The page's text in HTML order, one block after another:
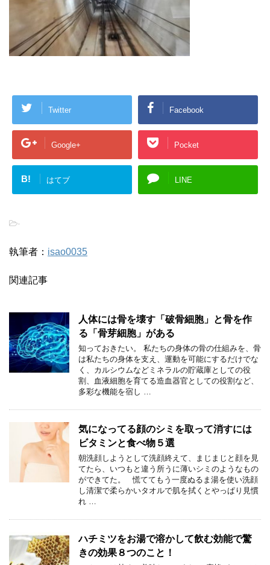
Twitter Facebook
Google+ Pocket
B! はてブ LINE
-
執筆者： isao0035
関連記事
人体には骨を壊す「破骨細胞」と骨を作
る「骨芽細胞」がある
知っておきたい。 私たちの身体の骨の仕組みを、骨
は私たちの身体を支え、運動を可能にするだけでな
く、カルシウムなどミネラルの貯蔵庫としての役
割、血液細胞を育てる造血器官としての役割など、
多彩な機能を宿し …
気になってる顔のシミを取って消すには
ビタミンと食べ物５選
朝洗顔しようとして洗顔終えて、まじまじと顔を見
てたら、いつもと違う所うに薄いシミのようなもの
ができてた。 慌ててもう一度ぬるま湯を使い洗顔
し清潔で柔らかいタオルで肌を拭くとやっぱり見慣
れ …
ハチミツをお湯で溶かして飲む効能で驚
きの効果８つのこと！